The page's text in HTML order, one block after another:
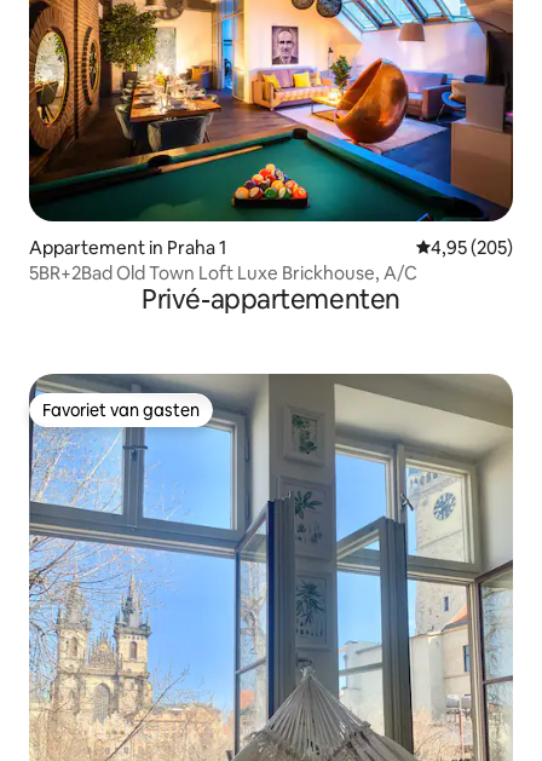
Appartement in Praha 1 Gemiddelde
4,95 (205)
5BR+2Bad Old Town Loft Luxe Brickhouse, A/C
Privé-appartementen
Favoriet van gasten
Favoriet van gasten